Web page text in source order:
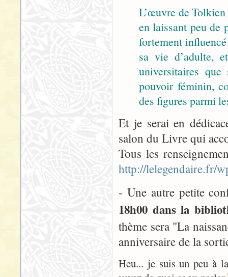
L’œuvre de
en laissant peu de
fortement
sa vie d’adulte,
universitaires
pouvoir féminin,
des figures parmi
Et je serai en
salon du Livre qui
Tous les
http://lelegendaire.fr/
- Une autre petite
18h00 dans la
thème sera "La
anniversaire de la
Heu... je suis un peu à